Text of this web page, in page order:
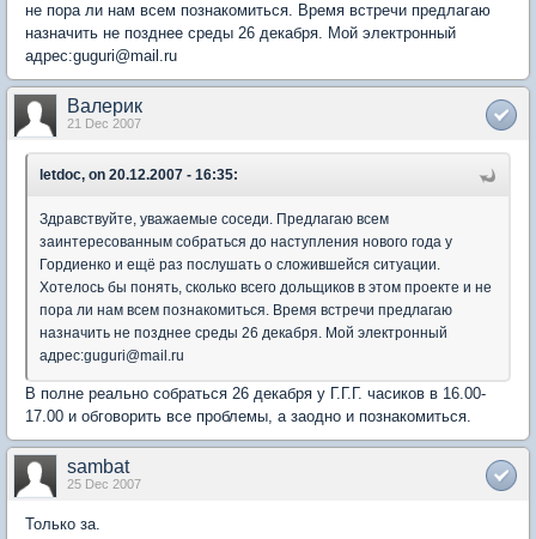
не пора ли нам всем познакомиться. Время встречи предлагаю
назначить не позднее среды 26 декабря. Мой электронный
адрес:guguri@mail.ru
Валерик
21 Dec 2007
letdoc, on 20.12.2007 - 16:35:
Здравствуйте, уважаемые соседи. Предлагаю всем
заинтересованным собраться до наступления нового года у
Гордиенко и ещё раз послушать о сложившейся ситуации.
Хотелось бы понять, сколько всего дольщиков в этом проекте и не
пора ли нам всем познакомиться. Время встречи предлагаю
назначить не позднее среды 26 декабря. Мой электронный
адрес:guguri@mail.ru
В полне реально собраться 26 декабря у Г.Г.Г. часиков в 16.00-
17.00 и обговорить все проблемы, а заодно и познакомиться.
sambat
25 Dec 2007
Только за.